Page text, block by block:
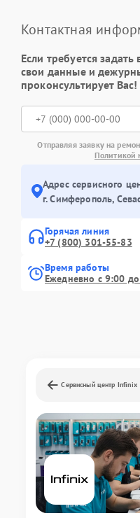
Контактная
Если требуется задать
свои данные и
проконсультирует Вас!
Отправляя заявку на
Политикой
Адрес сервисного
г. Симферополь,
Горячая линия
+7 (800) 301-55-83
Время работы
Ежедневно с 9:00
Сервисный центр Infinix